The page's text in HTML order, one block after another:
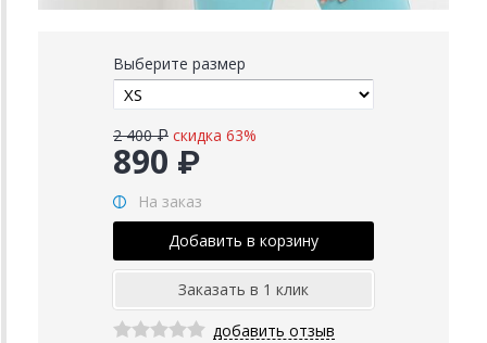
Выберите размер
890 ₽
2 400 ₽ скидка 63%
На заказ
добавить отзыв